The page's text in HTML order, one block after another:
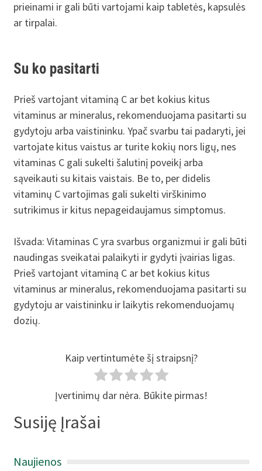
prieinami ir gali būti vartojami kaip tabletės, kapsulės
ar tirpalai.
Su ko pasitarti
Prieš vartojant vitaminą C ar bet kokius kitus
vitaminus ar mineralus, rekomenduojama pasitarti su
gydytoju arba vaistininku. Ypač svarbu tai padaryti, jei
vartojate kitus vaistus ar turite kokių nors ligų, nes
vitaminas C gali sukelti šalutinį poveikį arba
sąveikauti su kitais vaistais. Be to, per didelis
vitaminų C vartojimas gali sukelti virškinimo
sutrikimus ir kitus nepageidaujamus simptomus.
Išvada: Vitaminas C yra svarbus organizmui ir gali būti
naudingas sveikatai palaikyti ir gydyti įvairias ligas.
Prieš vartojant vitaminą C ar bet kokius kitus
vitaminus ar mineralus, rekomenduojama pasitarti su
gydytoju ar vaistininku ir laikytis rekomenduojamų
dozių.
Kaip vertintumėte šį straipsnį?
Įvertinimų dar nėra. Būkite pirmas!
Susiję Įrašai
Naujienos